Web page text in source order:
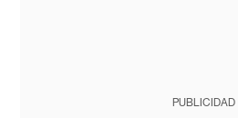
PUBLICIDAD